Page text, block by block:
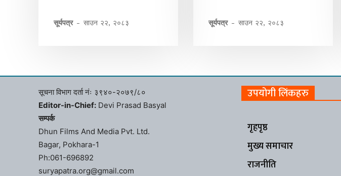
सूर्यपत्र - साउन २२, २०८३ सूर्यपत्र - साउन २२, २०८३
सूचना विभाग दर्ता नंः ३९४०-२०७९/८०
Editor-in-Chief: Devi Prasad Basyal
सम्पर्क
Dhun Films And Media Pvt. Ltd.
Bagar, Pokhara-1
Ph:061-696892
suryapatra.org@gmail.com
उपयोगी लिंकहरु
गृहपृष्ठ
मुख्य समाचार
राजनीति